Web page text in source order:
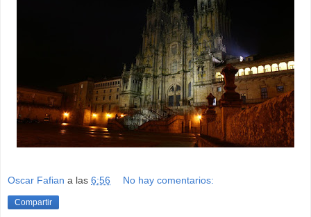
Oscar Fafian a las 6:56 No hay comentarios:
Compartir